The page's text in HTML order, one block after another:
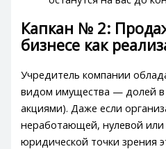
Капкан № 2:
бизнесе как
Учредитель компании
видом имущества — долей в
акциями). Даже если
неработающей, нулевой или
юридической точки зрения